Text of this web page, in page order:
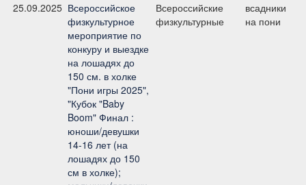
25.09.2025 Всероссийское
физкультурное
мероприятие по
конкуру и выездке
на лошадях до
150 см. в холке
"Пони игры 2025",
"Кубок "Baby
Boom" Финал :
юноши/девушки
14-16 лет (на
лошадях до 150
см в холке);
Всероссийские
физкультурные
всадники
на пони